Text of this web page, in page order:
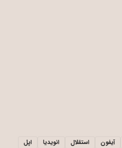
آیفون استقلال انویدیا اپل